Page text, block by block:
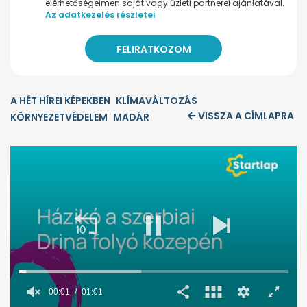
elérhetőségeimen saját vagy üzleti partnerei ajánlatával.
Az adatkezelés részletei
A HÉT HÍREI KÉPEKBEN KLÍMAVÁLTOZÁS
KÖRNYEZETVÉDELEM MADÁR VISSZA A CÍMLAPRA
00:02 01:01